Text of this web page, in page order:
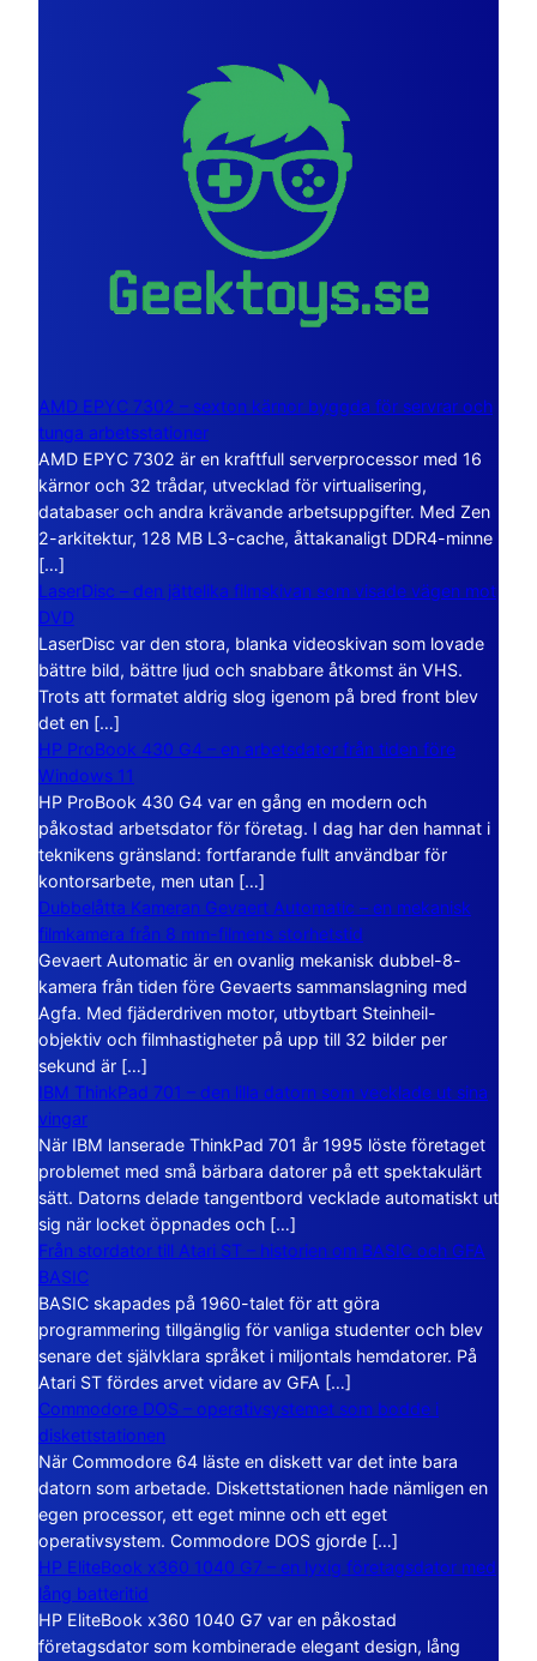
AMD EPYC 7302 – sexton kärnor byggda för servrar och
tunga arbetsstationer
AMD EPYC 7302 är en kraftfull serverprocessor med 16
kärnor och 32 trådar, utvecklad för virtualisering,
databaser och andra krävande arbetsuppgifter. Med Zen
2-arkitektur, 128 MB L3-cache, åttakanaligt DDR4-minne
[…]
LaserDisc – den jättelika filmskivan som visade vägen mot
DVD
LaserDisc var den stora, blanka videoskivan som lovade
bättre bild, bättre ljud och snabbare åtkomst än VHS.
Trots att formatet aldrig slog igenom på bred front blev
det en […]
HP ProBook 430 G4 – en arbetsdator från tiden före
Windows 11
HP ProBook 430 G4 var en gång en modern och
påkostad arbetsdator för företag. I dag har den hamnat i
teknikens gränsland: fortfarande fullt användbar för
kontorsarbete, men utan […]
Dubbelåtta Kameran Gevaert Automatic – en mekanisk
filmkamera från 8 mm-filmens storhetstid
Gevaert Automatic är en ovanlig mekanisk dubbel-8-
kamera från tiden före Gevaerts sammanslagning med
Agfa. Med fjäderdriven motor, utbytbart Steinheil-
objektiv och filmhastigheter på upp till 32 bilder per
sekund är […]
IBM ThinkPad 701 – den lilla datorn som vecklade ut sina
vingar
När IBM lanserade ThinkPad 701 år 1995 löste företaget
problemet med små bärbara datorer på ett spektakulärt
sätt. Datorns delade tangentbord vecklade automatiskt ut
sig när locket öppnades och […]
Från stordator till Atari ST – historien om BASIC och GFA
BASIC
BASIC skapades på 1960-talet för att göra
programmering tillgänglig för vanliga studenter och blev
senare det självklara språket i miljontals hemdatorer. På
Atari ST fördes arvet vidare av GFA […]
Commodore DOS – operativsystemet som bodde i
diskettstationen
När Commodore 64 läste en diskett var det inte bara
datorn som arbetade. Diskettstationen hade nämligen en
egen processor, ett eget minne och ett eget
operativsystem. Commodore DOS gjorde […]
HP EliteBook x360 1040 G7 – en lyxig företagsdator med
lång batteritid
HP EliteBook x360 1040 G7 var en påkostad
företagsdator som kombinerade elegant design, lång